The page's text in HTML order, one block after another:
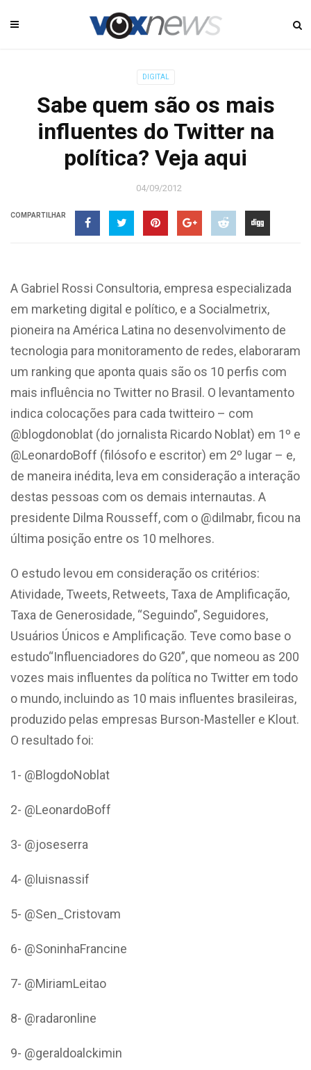
DIGITAL
Sabe quem são os mais
influentes do Twitter na
política? Veja aqui
04/09/2012
COMPARTILHAR
A Gabriel Rossi Consultoria, empresa especializada
em marketing digital e político, e a Socialmetrix,
pioneira na América Latina no desenvolvimento de
tecnologia para monitoramento de redes, elaboraram
um ranking que aponta quais são os 10 perfis com
mais influência no Twitter no Brasil. O levantamento
indica colocações para cada twitteiro – com
@blogdonoblat (do jornalista Ricardo Noblat) em 1º e
@LeonardoBoff (filósofo e escritor) em 2º lugar – e,
de maneira inédita, leva em consideração a interação
destas pessoas com os demais internautas. A
presidente Dilma Rousseff, com o @dilmabr, ficou na
última posição entre os 10 melhores.
O estudo levou em consideração os critérios:
Atividade, Tweets, Retweets, Taxa de Amplificação,
Taxa de Generosidade, “Seguindo”, Seguidores,
Usuários Únicos e Amplificação. Teve como base o
estudo“Influenciadores do G20”, que nomeou as 200
vozes mais influentes da política no Twitter em todo
o mundo, incluindo as 10 mais influentes brasileiras,
produzido pelas empresas Burson-Masteller e Klout.
O resultado foi:
1- @BlogdoNoblat
2- @LeonardoBoff
3- @joseserra
4- @luisnassif
5- @Sen_Cristovam
6- @SoninhaFrancine
7- @MiriamLeitao
8- @radaronline
9- @geraldoalckimin